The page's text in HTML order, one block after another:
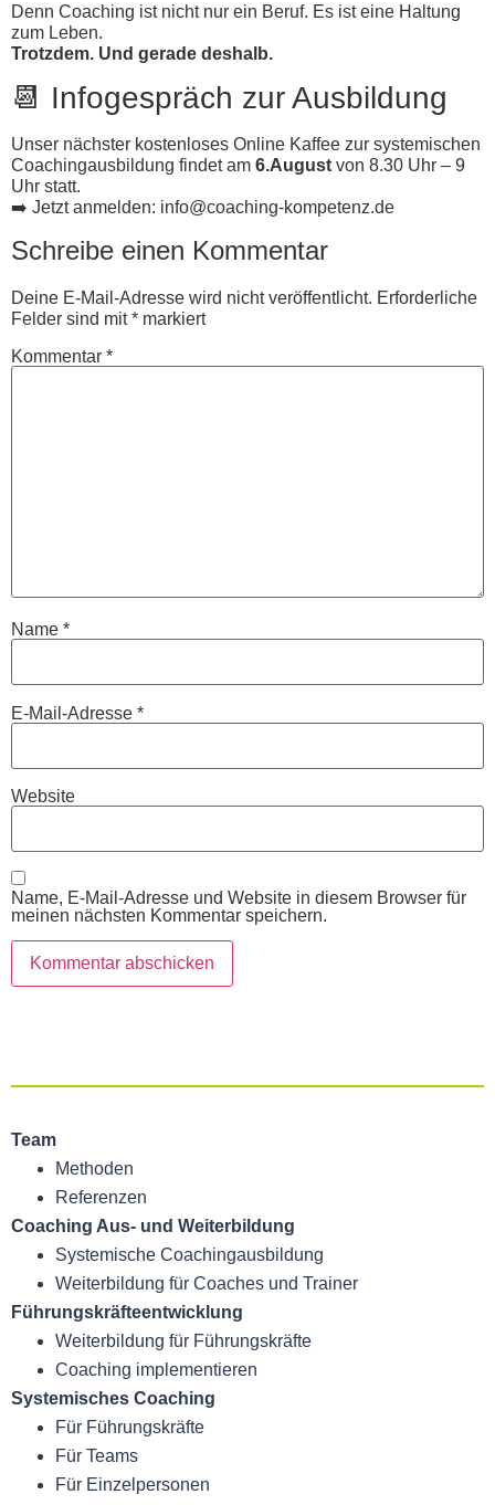
Denn Coaching ist nicht nur ein Beruf. Es ist eine Haltung
zum Leben.
Trotzdem. Und gerade deshalb.
📆 Infogespräch zur Ausbildung
Unser nächster kostenloses Online Kaffee zur systemischen
Coachingausbildung findet am 6.August von 8.30 Uhr – 9
Uhr statt.
➡️ Jetzt anmelden: info@coaching-kompetenz.de
Schreibe einen Kommentar
Deine E-Mail-Adresse wird nicht veröffentlicht. Erforderliche
Felder sind mit* markiert
Kommentar *
Name *
E-Mail-Adresse *
Website
Name, E-Mail-Adresse und Website in diesem Browser für
meinen nächsten Kommentar speichern.
Team
Methoden
Referenzen
Coaching Aus- und Weiterbildung
Systemische Coachingaus­bildung
Weiterbildung für Coaches und Trainer
Führungskräfte­entwicklung
Weiterbildung für Führungskräfte
Coaching implementieren
Systemisches Coaching
Für Führungskräfte
Für Teams
Für Einzelpersonen